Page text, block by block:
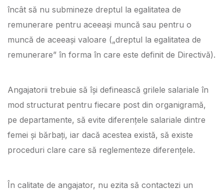
încât să nu submineze dreptul la egalitatea de
remunerare pentru aceeași muncă sau pentru o
muncă de aceeași valoare („dreptul la egalitatea de
remunerare” în forma în care este definit de Directivă).
Angajatorii trebuie să își definească grilele salariale în
mod structurat pentru fiecare post din organigramă,
pe departamente, să evite diferențele salariale dintre
femei și bărbați, iar dacă acestea există, să existe
proceduri clare care să reglementeze diferențele.
În calitate de angajator, nu ezita să contactezi un